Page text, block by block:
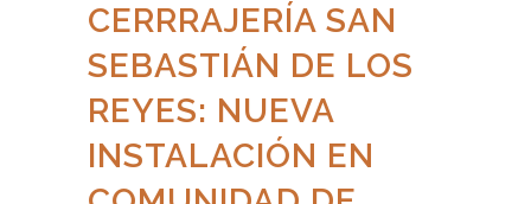
CERRRAJERÍA SAN
SEBASTIÁN DE LOS
REYES: NUEVA
INSTALACIÓN EN